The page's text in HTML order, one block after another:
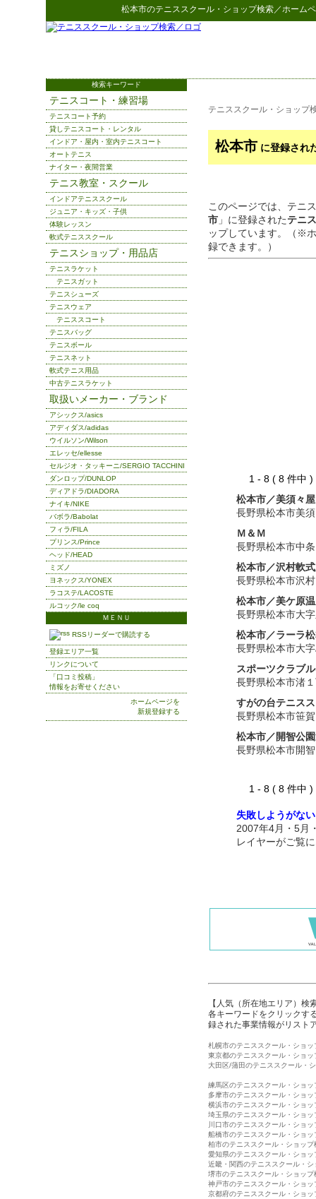
松本市のテニススクール・ショップ検索／ホーム
テニススクール・ショップ
松本市 に登録され
このページでは、テニ
市 」に登録されたテニ
ップしています。（※
録できます。）
1 - 8 ( 8 件
松本市／美須々
長野県松本市美
Ｍ＆Ｍ
長野県松本市中
松本市／沢村軟
長野県松本市沢
松本市／美ケ原
長野県松本市大
松本市／ラーラ
長野県松本市大
スポーツクラブ
長野県松本市渚
すがの台テニス
長野県松本市笹
松本市／開智公
長野県松本市開
1 - 8 ( 8 件
失敗しようがな
2007年4月・5月
レイヤーがご覧
【人気（所在地エリア）検
各キーワードをクリックす
録された事業情報がリスト
札幌市のテニススクール・ショッ
東京都のテニススクール・ショッ
大田区/蒲田のテニススクール・
練馬区のテニススクール・ショッ
多摩市のテニススクール・ショッ
横浜市のテニススクール・ショッ
埼玉県のテニススクール・ショッ
川口市のテニススクール・ショッ
船橋市のテニススクール・ショッ
柏市のテニススクール・ショップ
愛知県のテニススクール・ショッ
近畿・関西のテニススクール・シ
堺市のテニススクール・ショップ
神戸市のテニススクール・ショッ
京都府のテニススクール・ショッ
検索キーワード
テニスコート・練習場
テニスコート予約
貸しテニスコート・レンタル
インドア・屋内・室内テニスコート
オートテニス
ナイター・夜間営業
テニス教室・スクール
インドアテニススクール
ジュニア・キッズ・子供
体験レッスン
軟式テニススクール
テニスショップ・用品店
テニスラケット
テニスガット
テニスシューズ
テニスウェア
テニススコート
テニスバッグ
テニスボール
テニスネット
軟式テニス用品
中古テニスラケット
取扱いメーカー・ブランド
アシックス/asics
アディダス/adidas
ウイルソン/Wilson
エレッセ/ellesse
セルジオ・タッキーニ/SERGIO TACCHINI
ダンロップ/DUNLOP
ディアドラ/DIADORA
ナイキ/NIKE
バボラ/Babolat
フィラ/FILA
プリンス/Prince
ヘッド/HEAD
ミズノ
ヨネックス/YONEX
ラコステ/LACOSTE
ルコック/le coq
ＭＥＮＵ
RSSリーダーで購読する
登録エリア一覧
リンクについて
「口コミ投稿」
情報をお寄せください
ホームページを
新規登録する